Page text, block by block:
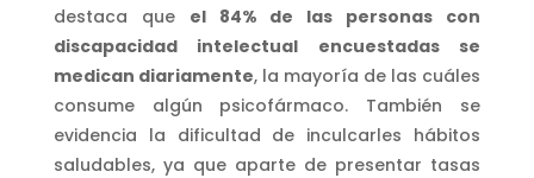
destaca que el 84% de las personas con
discapacidad intelectual encuestadas se
medican diariamente, la mayoría de las cuáles
consume algún psicofármaco. También se
evidencia la dificultad de inculcarles hábitos
saludables, ya que aparte de presentar tasas